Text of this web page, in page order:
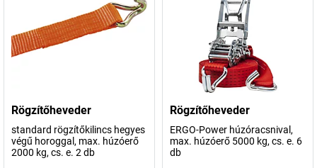
Rögzítőheveder
standard rögzítőkilincs hegyes
végű horoggal, max. húzóerő
2000 kg, cs. e. 2 db
Rögzítőheveder
ERGO-Power húzóracsnival,
max. húzóerő 5000 kg, cs. e. 6
db